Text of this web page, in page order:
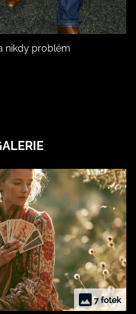
nikdy problém
7 fotek